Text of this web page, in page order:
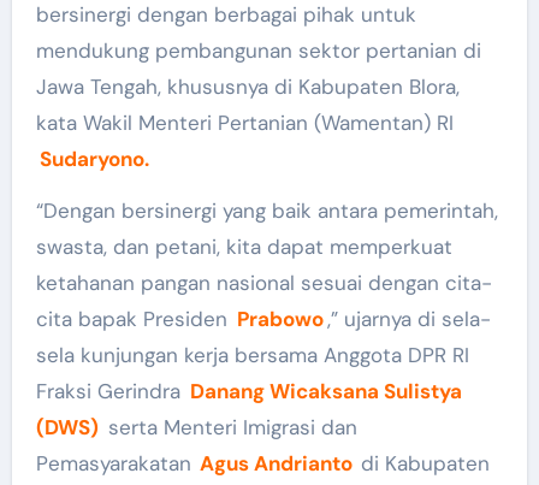
bersinergi dengan berbagai pihak untuk
mendukung pembangunan sektor pertanian di
Jawa Tengah, khususnya di Kabupaten Blora,
kata Wakil Menteri Pertanian (Wamentan) RI
Sudaryono.
“Dengan bersinergi yang baik antara pemerintah,
swasta, dan petani, kita dapat memperkuat
ketahanan pangan nasional sesuai dengan cita-
cita bapak Presiden Prabowo,” ujarnya di sela-
sela kunjungan kerja bersama Anggota DPR RI
Fraksi Gerindra Danang Wicaksana Sulistya
(DWS) serta Menteri Imigrasi dan
Pemasyarakatan Agus Andrianto di Kabupaten